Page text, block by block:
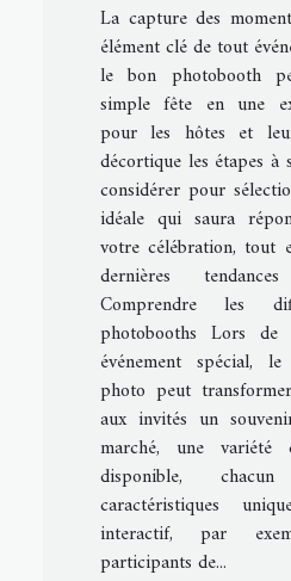
La capture des
élément clé de tout
le bon photobooth
simple fête en une
pour les hôtes et
décortique les étapes
considérer pour
idéale qui saura
votre célébration, tout
dernières
Comprendre les
photobooths Lors
événement spécial,
photo peut
aux invités un
marché, une variété
disponible,
caractéristiques
interactif, par
participants de...